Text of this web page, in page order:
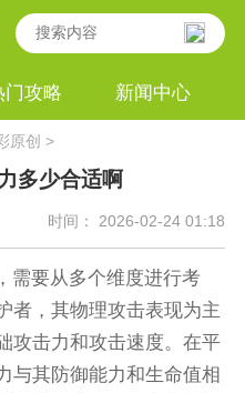
门攻略 新闻中心
原创 >
多少合适啊
时间： 2026-02-24 01:18
需要从多个维度进行考
者，其物理攻击表现为主
攻击力和攻击速度。在平
与其防御能力和生命值相